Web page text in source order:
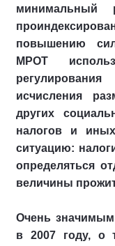
минимальный
повышению
МРОТ
исчисления
других
налогов и
ситуацию:
определяться
величины
Очень
в 2007 году, о